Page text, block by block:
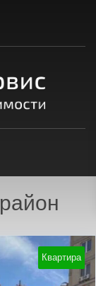
Квартира